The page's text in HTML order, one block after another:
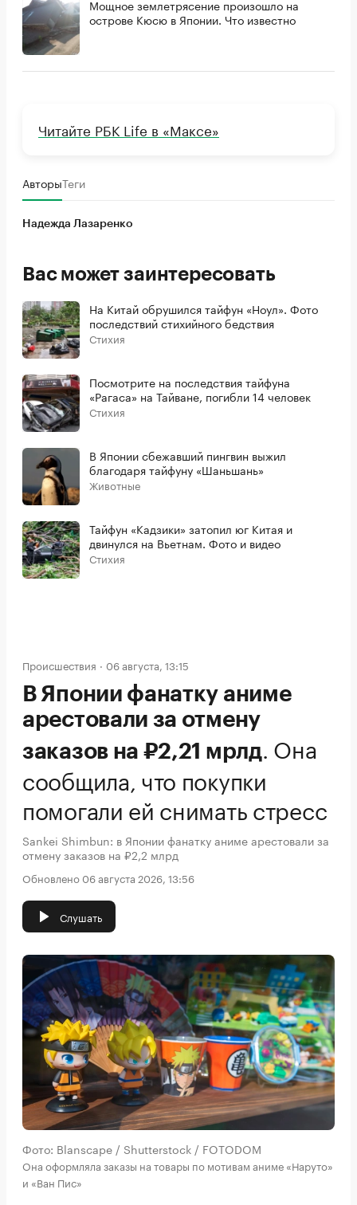
Мощное землетрясение произошло на
острове Кюсю в Японии. Что известно
Читайте РБК Life в «Максе»
АвторыТеги
Надежда Лазаренко
Вас может заинтересовать
На Китай обрушился тайфун «Ноул». Фото
последствий стихийного бедствия
Стихия
Посмотрите на последствия тайфуна
«Рагаса» на Тайване, погибли 14 человек
Стихия
В Японии сбежавший пингвин выжил
благодаря тайфуну «Шаньшань»
Животные
Тайфун «Кадзики» затопил юг Китая и
двинулся на Вьетнам. Фото и видео
Стихия
Происшествия 06 августа, 13:15
В Японии фанатку аниме
арестовали за отмену
заказов на ₽2,21 мрлд. Она
сообщила, что покупки
помогали ей снимать стресс
Sankei Shimbun: в Японии фанатку аниме арестовали за
отмену заказов на ₽2,2 млрд
Обновлено 06 августа 2026, 13:56
Слушать
Фото: Blanscape / Shutterstock / FOTODOM
Она оформляла заказы на товары по мотивам аниме «Наруто»
и «Ван Пис»